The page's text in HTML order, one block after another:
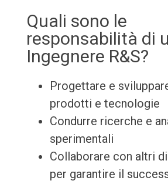
Quali sono le
responsabilità di
Ingegnere R&S?
Progettare e
prodotti e tecnologie
Condurre ricerche e
sperimentali
Collaborare con altri
per garantire il